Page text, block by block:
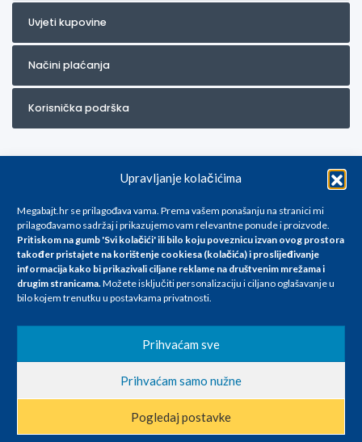
Upravljanje kolačićima
Megabajt.hr se prilagođava vama. Prema vašem ponašanju na stranici mi
prilagođavamo sadržaj i prikazujemo vam relevantne ponude i proizvode.
Pritiskom na gumb 'Svi kolačići' ili bilo koju poveznicu izvan ovog prostora
također pristajete na korištenje cookiesa (kolačića) i proslijeđivanje
informacija kako bi prikazivali ciljane reklame na društvenim mrežama i
drugim stranicama.Možete isključiti personalizaciju i ciljano oglašavanje u
bilo kojem trenutku u postavkama privatnosti.
Prihvaćam sve
Prihvaćam samo nužne
Pogledaj postavke
Uvjeti kupovine
Načini plaćanja
Korisnička podrška
Za artikle kojih trenutno nema u ponudi obratite nam se na
info@megabajt.hr. Sve cijene su informativnog karaktera i podložne su
promjenama, a
iskazane su za avansno plaćanje(gotovina) u Eurima i uključuju PDV. Sve
se razlikovati od cijena u našim poslovnicama. Trudimo se dati što bolji
i točniji opis i sliku. Unatoč tome, ne možemo garantirati da su svi
nastale u opisu proizvoda, greške prilikom štampanja te promjene
cijena.